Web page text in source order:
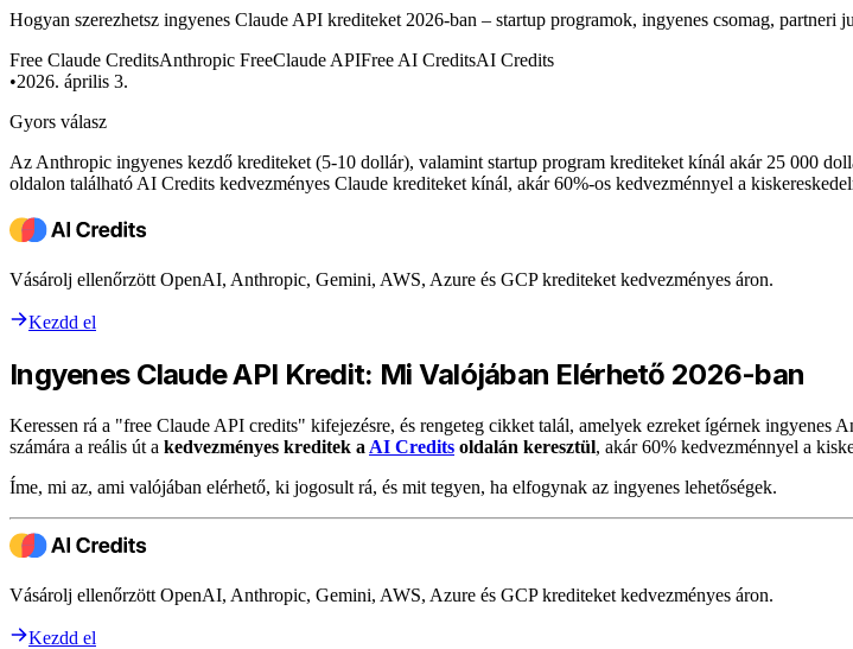
Hogyan szerezhetsz ingyenes Claude API krediteket 2026-ban – startup programok, ingyenes csomag,
Free Claude CreditsAnthropic FreeClaude APIFree AI CreditsAI Credits
•2026. április 3.
Gyors válasz
Az Anthropic ingyenes kezdő krediteket (5-10 dollár), valamint startup program krediteket kínál akár 25 000
oldalon található AI Credits kedvezményes Claude krediteket kínál, akár 60%-os kedvezménnyel a
Vásárolj ellenőrzött OpenAI, Anthropic, Gemini, AWS, Azure és GCP krediteket kedvezményes áron.
Kezdd el
Ingyenes Claude API Kredit: Mi Valójában Elérhető 2026-ban
Keressen rá a "free Claude API credits" kifejezésre, és rengeteg cikket talál, amelyek ezreket ígérnek ingyenes
számára a reális út a kedvezményes kreditek a AI Credits oldalán keresztül, akár 60% kedvezménnyel a
Íme, mi az, ami valójában elérhető, ki jogosult rá, és mit tegyen, ha elfogynak az ingyenes lehetőségek.
Vásárolj ellenőrzött OpenAI, Anthropic, Gemini, AWS, Azure és GCP krediteket kedvezményes áron.
Kezdd el